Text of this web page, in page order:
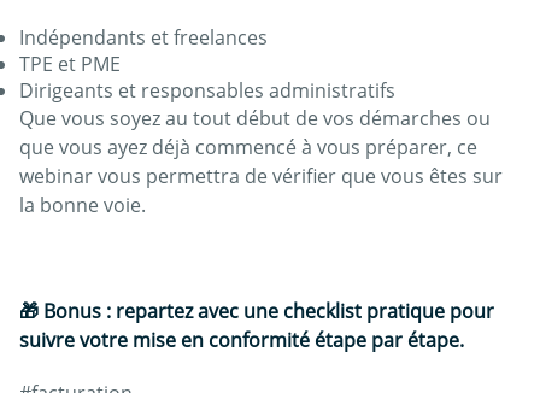
Indépendants et freelances
TPE et PME
Dirigeants et responsables administratifs
Que vous soyez au tout début de vos démarches ou
que vous ayez déjà commencé à vous préparer, ce
webinar vous permettra de vérifier que vous êtes sur
la bonne voie.
🎁 Bonus : repartez avec une checklist pratique pour
suivre votre mise en conformité étape par étape.